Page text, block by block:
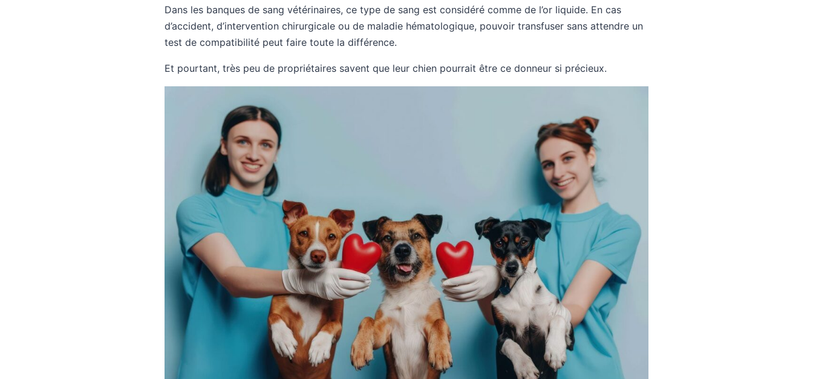
Dans les banques de sang vétérinaires, ce type de sang est considéré comme de l’or liquide. En cas
d’accident, d’intervention chirurgicale ou de maladie hématologique, pouvoir transfuser sans attendre un
test de compatibilité peut faire toute la différence.
Et pourtant, très peu de propriétaires savent que leur chien pourrait être ce donneur si précieux.